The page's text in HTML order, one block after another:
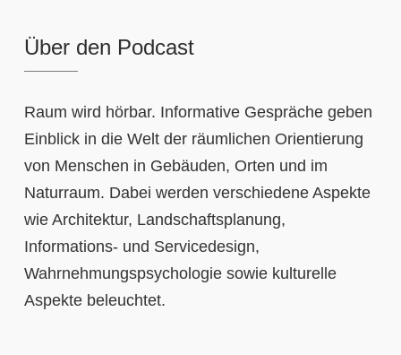
Über den Podcast
Raum wird hörbar. Informative Gespräche geben
Einblick in die Welt der räumlichen Orientierung
von Menschen in Gebäuden, Orten und im
Naturraum. Dabei werden verschiedene Aspekte
wie Architektur, Landschaftsplanung,
Informations- und Servicedesign,
Wahrnehmungspsychologie sowie kulturelle
Aspekte beleuchtet.